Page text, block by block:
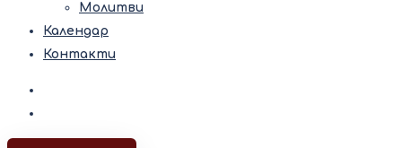
Молитви
Календар
Контакти